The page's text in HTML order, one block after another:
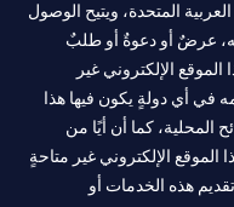
المتحدة، ويتيح الوصول
عرضٌ أو دعوةٌ أو طلبٌ
الإلكتروني غير
أي دولةٍ يكون فيها هذا
المحلية، كما أن أيًا من
الموقع الإلكتروني غير متاحةٍ
هذه الخدمات أو